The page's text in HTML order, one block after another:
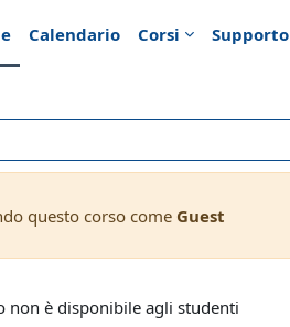
Calendario Corsi Supporto
questo corso come Guest
non è disponibile agli studenti